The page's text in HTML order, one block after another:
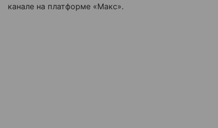
канале на платформе «Макс».